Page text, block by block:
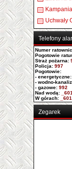
Uchwały
Telefony
Numer
Pogotowie
Straż pożarna:
Policja: 997
Pogotowie:
- energetyczne:
- wodno-
- gazowe: 992
Nad wodą:
W górach:
Zegarek